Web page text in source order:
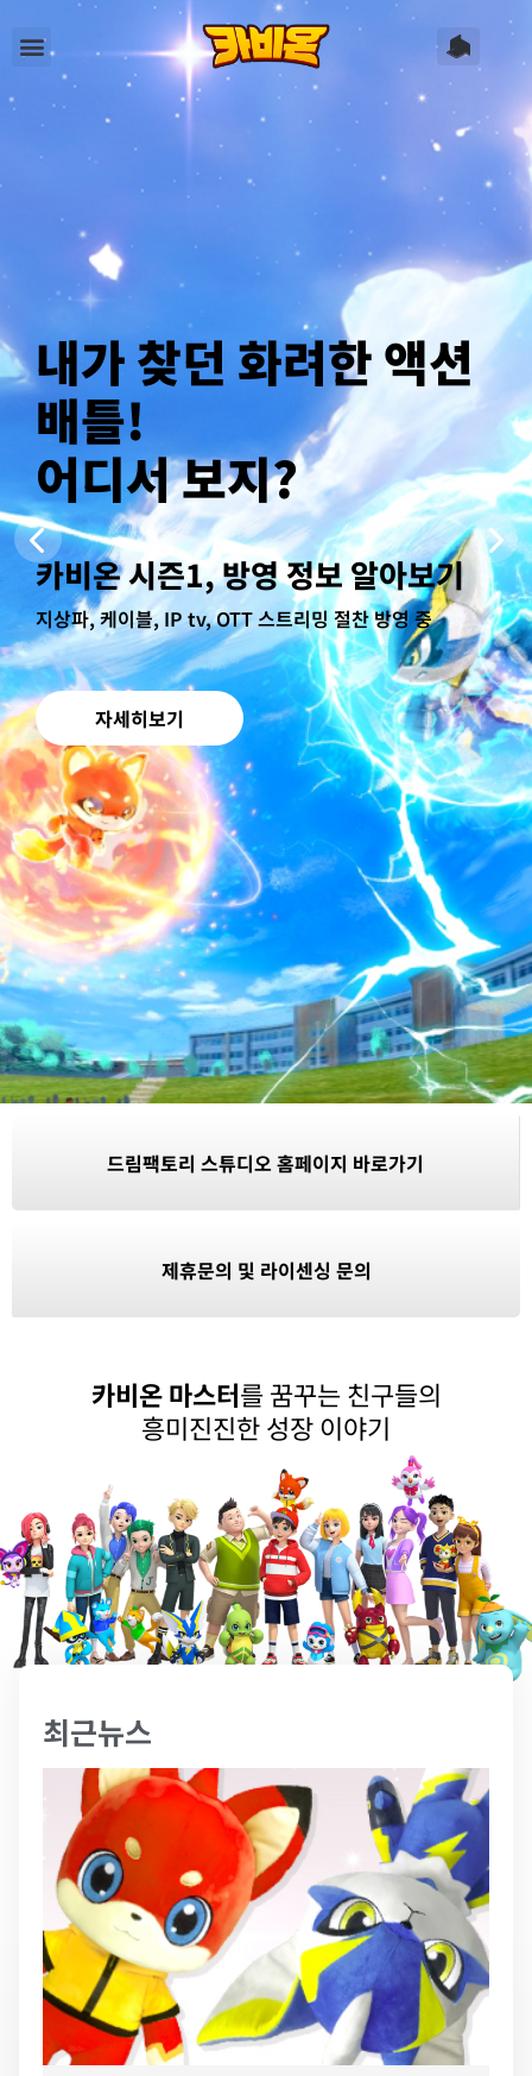
내가 찾던 화려한 액션
배틀!
어디서 보지?
카비온 시즌1, 방영 정보 알아보기
지상파, 케이블, IP tv, OTT 스트리밍 절찬 방영 중
자세히보기
드림팩토리 스튜디오 홈페이지 바로가기
제휴문의 및 라이센싱 문의
카비온 마스터를 꿈꾸는 친구들의
흥미진진한 성장 이야기
최근뉴스